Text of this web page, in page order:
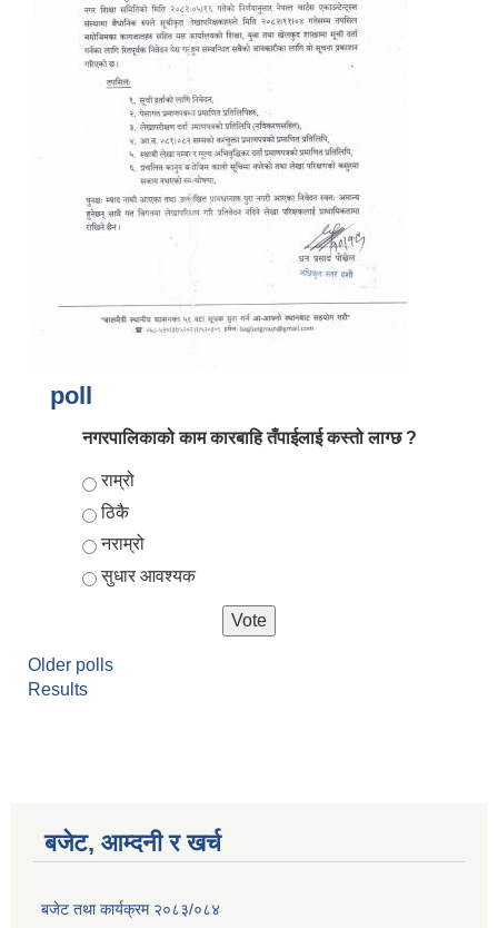
poll
नगरपालिकाको काम कारबाहि तँपाईलाई कस्तो लाग्छ ?
Choices
राम्रो
ठिकै
नराम्रो
सुधार आवश्यक
Older polls
Results
बजेट, आम्दनी र खर्च
बजेट तथा कार्यक्रम २०८३/०८४